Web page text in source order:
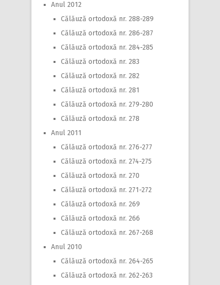
Anul 2012
Călăuză ortodoxă nr. 288-289
Călăuză ortodoxă nr. 286-287
Călăuză ortodoxă nr. 284-285
Călăuză ortodoxă nr. 283
Călăuză ortodoxă nr. 282
Călăuză ortodoxă nr. 281
Călăuză ortodoxă nr. 279-280
Călăuză ortodoxă nr. 278
Anul 2011
Călăuză ortodoxă nr. 276-277
Călăuză ortodoxă nr. 274-275
Călăuză ortodoxă nr. 270
Călăuză ortodoxă nr. 271-272
Călăuză ortodoxă nr. 269
Călăuză ortodoxă nr. 266
Călăuză ortodoxă nr. 267-268
Anul 2010
Călăuză ortodoxă nr. 264-265
Călăuză ortodoxă nr. 262-263